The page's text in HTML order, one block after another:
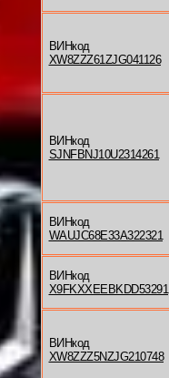
ВИНкод
XW8ZZZ61ZJG041126
ВИНкод
SJNFBNJ10U2314261
ВИНкод
WAUJC68E33A322321
ВИНкод
X9FKXXEEBKDD53291
ВИНкод
XW8ZZZ5NZJG210748